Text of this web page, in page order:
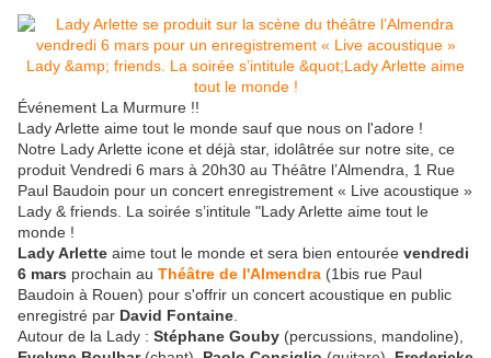
Événement La Murmure !!
Lady Arlette aime tout le monde sauf que nous on l'adore !
Notre Lady Arlette​ icone et déjà star, idolâtrée sur notre site, ce
produit Vendredi 6 mars à 20h30 au Théâtre l’Almendra, 1 Rue
Paul Baudoin pour un concert enregistrement « Live acoustique »
Lady & friends. La soirée s’intitule "Lady Arlette aime tout le
monde !
Lady Arlette aime tout le monde et sera bien entourée vendredi
6 mars prochain au Théâtre de l'Almendra (1bis rue Paul
Baudoin à Rouen) pour s'offrir un concert acoustique en public
enregistré par David Fontaine
Autour de la Lady : Stéphane Gouby (percussions, mandoline),